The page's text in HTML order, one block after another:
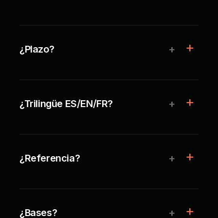
¿Plazo? +
¿Trilingüe ES/EN/FR? +
¿Referencia? +
¿Bases? +